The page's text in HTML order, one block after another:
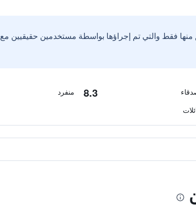
فقط والتي تم إجراؤها بواسطة مستخدمين حقيقيين مع
8.3 منفرد